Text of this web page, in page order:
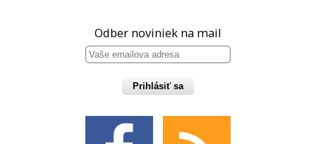
Odber noviniek na mail
Prihlásiť sa